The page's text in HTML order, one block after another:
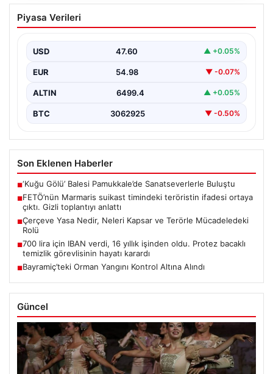
FETÖ’nün Marmaris suikast timindeki
teröristin ifadesi ortaya çıktı. Gizli
Piyasa Verileri
USD 47.60 ▲ +0.05%
EUR 54.98 ▼ -0.07%
ALTIN 6499.4 ▲ +0.05%
BTC 3062925 ▼ -0.50%
Son Eklenen Haberler
■‘Kuğu Gölü’ Balesi Pamukkale’de Sanatseverlerle Buluştu
■FETÖ’nün Marmaris suikast timindeki teröristin ifadesi ortaya
çıktı. Gizli toplantıyı anlattı
■Çerçeve Yasa Nedir, Neleri Kapsar ve Terörle Mücadeledeki
Rolü
■700 lira için IBAN verdi, 16 yıllık işinden oldu. Protez bacaklı
temizlik görevlisinin hayatı karardı
■Bayramiç’teki Orman Yangını Kontrol Altına Alındı
Güncel